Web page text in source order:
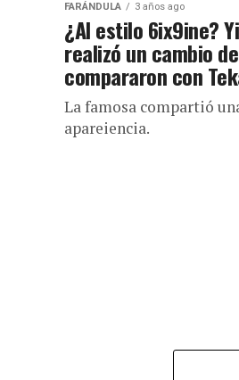
FARÁNDULA 3 años ago
¿Al estilo 6ix9ine?
realizó un cambio
compararon con
La famosa compartió
apareiencia.